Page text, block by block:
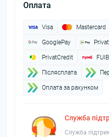
Оплата
Visa Mastercard
GooglePay
PrivatCredit
Пiслясплата
Оплата за рахунком
Служба
Служба